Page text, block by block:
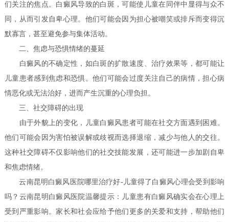
们关注的焦点。白癜风导致的白斑，可能使儿童在同伴中显得与众不
同，从而引发自卑心理。他们可能会因为担心被嘲笑或排斥而变得沉
默寡言，甚至避免参与集体活动。
二、焦虑与恐惧情绪的蔓延
白癜风的不确定性，如白斑的扩散速度、治疗效果等，都可能让
儿童患者感到焦虑和恐惧。他们可能会过度关注自己的病情，担心病
情恶化或无法治好，进而产生沉重的心理负担。
三、社交障碍的出现
由于外貌上的变化，儿童白癜风患者可能在社交方面遇到困难。
他们可能会因为害怕被误解或歧视而选择退缩，减少与他人的交往。
这种社交障碍不仅影响他们的社交技能发展，还可能进一步加剧自卑
和焦虑情绪。
云南昆明白癜风医院哪里治疗好-儿童得了白癜风心理会受到影响
吗？云南昆明白癜风医院温馨提示：儿童患有白癜风确实会在心理上
受到严重影响。家长和社会应给予他们更多的关爱和支持，帮助他们